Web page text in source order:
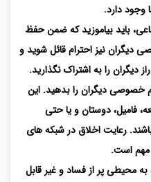
وجود دارد.
باید بیاموزید که ضمن حفظ
نیز احترام قائل شوید و
را به اشتراک نگذارید.
خصوصی دیگران را بدهید. این
فامیل، دوستان و یا حتی
رعایت اخلاق در شبکه های
مهم است.
محیطی پر از فساد و غیر قابل